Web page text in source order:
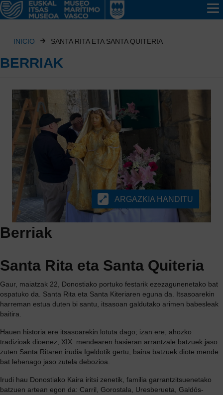
INICIO SANTA RITA ETA SANTA QUITERIA
BERRIAK
Berriak
Santa Rita eta Santa Quiteria
Gaur, maiatzak 22, Donostiako portuko festarik ezezagunenetako bat
ospatuko da. Santa Rita eta Santa Kiteriaren eguna da. Itsasoarekin
harreman estua duten bi santu, itsasoan galdutako arimen babesleak
baitira.
Hauen historia ere itsasoarekin lotuta dago; izan ere, ahozko
tradizioak dioenez, XIX. mendearen hasieran arrantzale batzuek jaso
zuten Santa Ritaren irudia Igeldotik gertu, baina batzuek diote mende
bat lehenago jaso zutela debozioa.
Irudi hau Donostiako Kaira iritsi zenetik, familia garrantzitsuenetako
batzuen artean egon da: Carril, Gorostala, Uresberueta, Galdós-
ARGAZKIA HANDITU